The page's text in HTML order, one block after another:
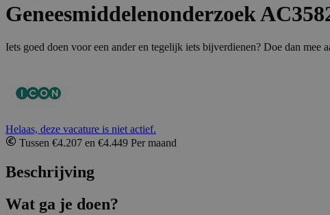
Geneesmiddelenonderzoek
Iets goed doen voor een ander en tegelijk iets bijverdienen? Doe dan
Helaas, deze vacature is niet actief.
Tussen €4.207 en €4.449 Per maand
Beschrijving
Wat ga je doen?